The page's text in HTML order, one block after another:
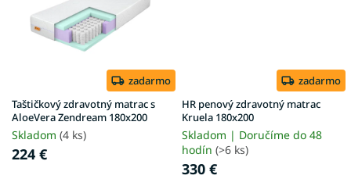
zadarmo
Taštičkový zdravotný matrac s
AloeVera Zendream 180x200
Skladom (4 ks)
224 €
zadarmo
HR penový zdravotný matrac
Kruela 180x200
Skladom | Doručíme do 48
hodín (>6 ks)
330 €